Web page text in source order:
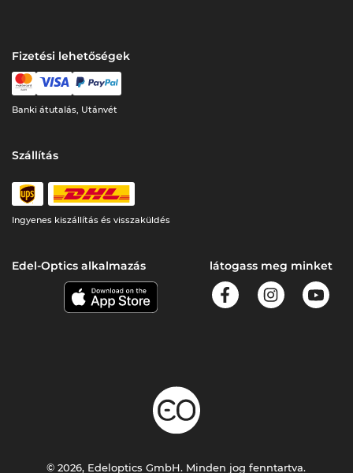
Fizetési lehetőségek
Banki átutalás, Utánvét
Szállítás
Ingyenes kiszállítás és visszaküldés
Edel-Optics alkalmazás látogass meg minket
© 2026, Edeloptics GmbH. Minden jog fenntartva.